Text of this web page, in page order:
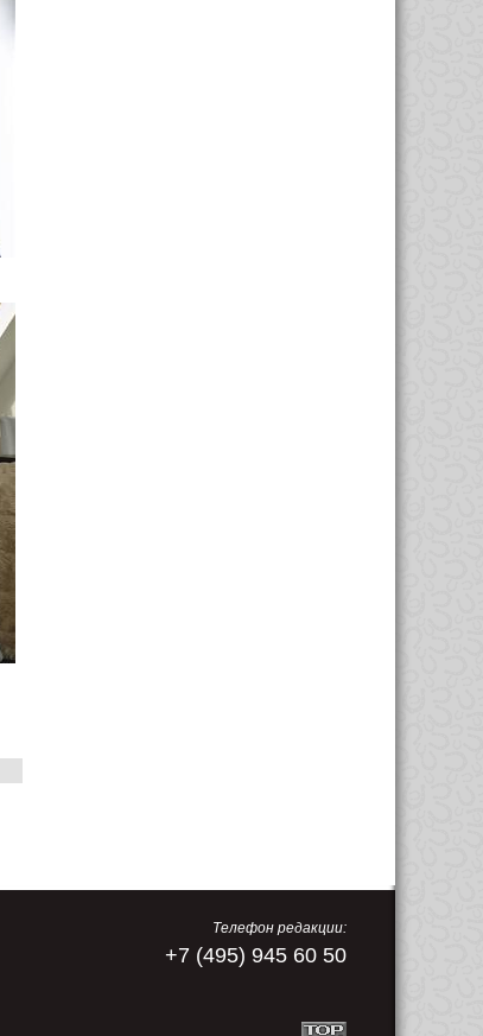
Телефон редакции:
+7 (495) 945 60 50